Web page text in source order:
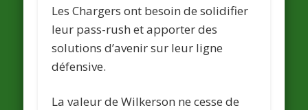
Les Chargers ont besoin de solidifier
leur pass-rush et apporter des
solutions d’avenir sur leur ligne
défensive.
La valeur de Wilkerson ne cesse de